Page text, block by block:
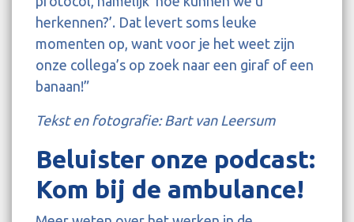
herkennen?’. Dat levert soms leuke
momenten op, want voor je het weet zijn
onze collega’s op zoek naar een giraf of een
banaan!”
Tekst en fotografie: Bart van Leersum
Beluister onze podcast:
Kom bij de ambulance!